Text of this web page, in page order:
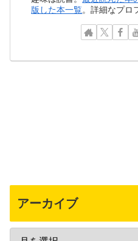
版した本一覧。詳細なプロ
アーカイブ